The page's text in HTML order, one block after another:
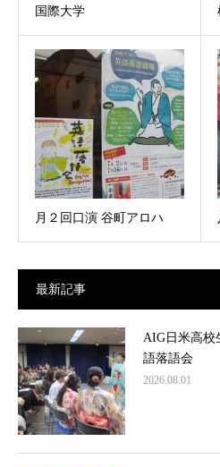
国際大学
月２回口演 谷町アロハ
最新記事
AIG日米高校
語落語会
2026.08.01